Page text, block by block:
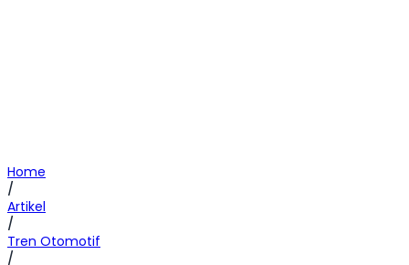
Home
/
Artikel
/
Tren Otomotif
/